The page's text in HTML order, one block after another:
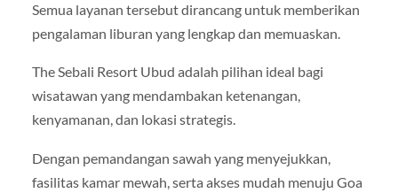
Semua layanan tersebut dirancang untuk memberikan
pengalaman liburan yang lengkap dan memuaskan.
The Sebali Resort Ubud adalah pilihan ideal bagi
wisatawan yang mendambakan ketenangan,
kenyamanan, dan lokasi strategis.
Dengan pemandangan sawah yang menyejukkan,
fasilitas kamar mewah, serta akses mudah menuju Goa